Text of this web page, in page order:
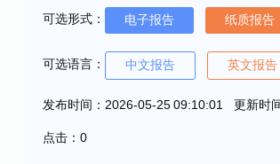
可选形式： 电子报告 纸质报告
可选语言： 中文报告 英文报告
发布时间：2026-05-25 09:10:01 更新时
点击：0